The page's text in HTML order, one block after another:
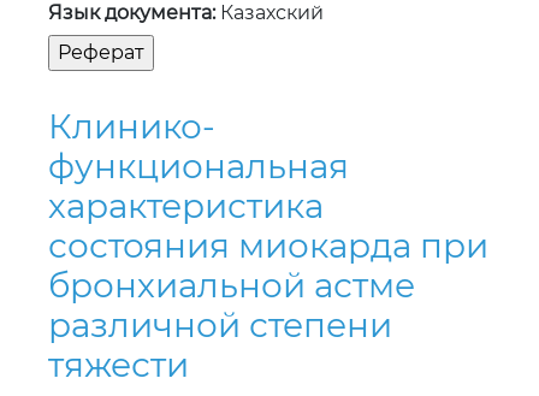
Язык документа:Казахский
Клинико-
функциональная
характеристика
состояния миокарда при
бронхиальной астме
различной степени
тяжести